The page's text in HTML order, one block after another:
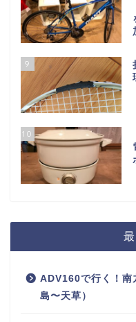
9
10
ADV160で行く！南
島〜天草）